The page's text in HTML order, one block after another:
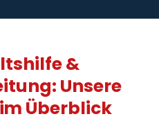
&
Unsere
Überblick